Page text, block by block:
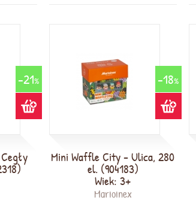
-21% -18%
Mini Waffle City - Ulica, 280
el. (904183)
Wiek: 3+
Marioinex